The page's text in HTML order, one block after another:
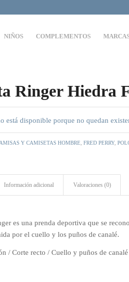
NIÑOS COMPLEMENTOS
Ringer Hiedra
está disponible porque no quedan
Y CAMISETAS HOMBRE ,FRED PERRY,
Información adicional Valoraciones (0)
es una prenda deportiva que se
por el cuello y los puños de canalé.
/ Corte recto / Cuello y puños de canalé